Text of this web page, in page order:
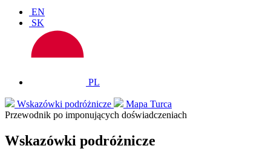
EN
SK
PL
Wskazówki podróżnicze
Mapa Turca
Przewodnik po imponujących doświadczeniach
Wskazówki podróżnicze